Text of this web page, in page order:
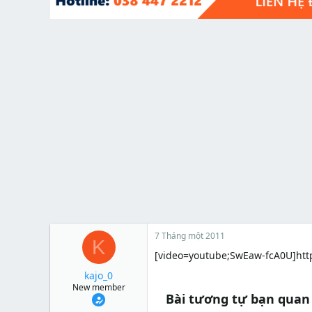
t
K
kajo_0
New member
7 Tháng một 2011
[video=youtube;SwEaw-
Bài tương tự bạn